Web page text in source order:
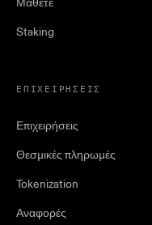
Μάθετε
Staking
ΕΠΙΧΕΙΡΉΣΕΙΣ
Επιχειρήσεις
Θεσμικές πληρωμές
Tokenization
Αναφορές